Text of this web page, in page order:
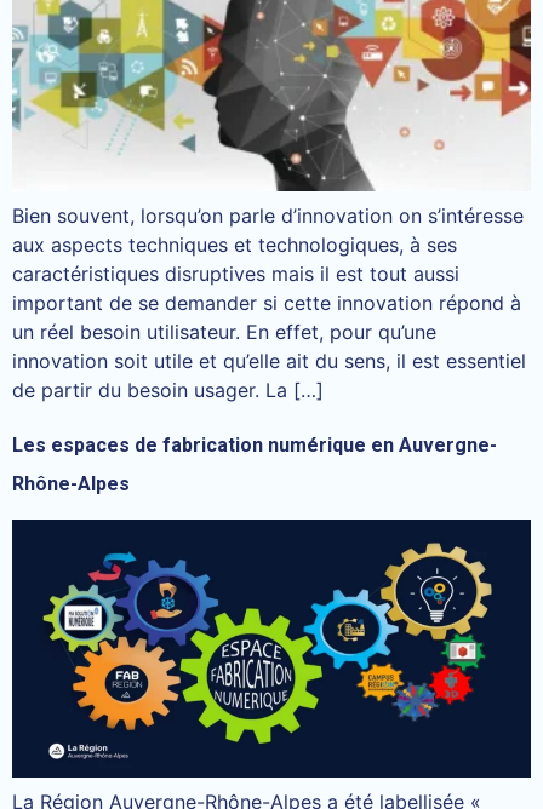
Bien souvent, lorsqu’on parle d’innovation on s’intéresse
aux aspects techniques et technologiques, à ses
caractéristiques disruptives mais il est tout aussi
important de se demander si cette innovation répond à
un réel besoin utilisateur. En effet, pour qu’une
innovation soit utile et qu’elle ait du sens, il est essentiel
de partir du besoin usager. La […]
Les espaces de fabrication numérique en Auvergne-
Rhône-Alpes
La Région Auvergne-Rhône-Alpes a été labellisée «